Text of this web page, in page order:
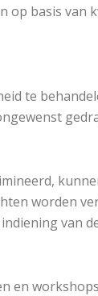
basis van
te
worden
van